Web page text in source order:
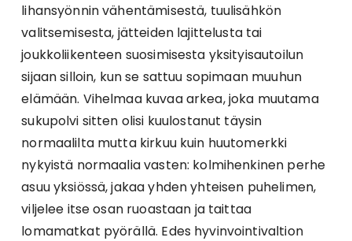
lihansyönnin vähentämisestä, tuulisähkön
valitsemisesta, jätteiden lajittelusta tai
joukkoliikenteen suosimisesta yksityisautoilun
sijaan silloin, kun se sattuu sopimaan muuhun
elämään. Vihelmaa kuvaa arkea, joka muutama
sukupolvi sitten olisi kuulostanut täysin
normaalilta mutta kirkuu kuin huutomerkki
nykyistä normaalia vasten: kolmihenkinen perhe
asuu yksiössä, jakaa yhden yhteisen puhelimen,
viljelee itse osan ruoastaan ja taittaa
lomamatkat pyörällä. Edes hyvinvointivaltion